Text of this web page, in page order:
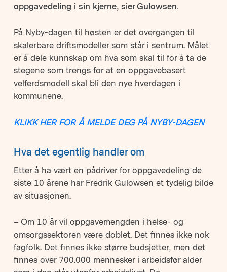
oppgavedeling i sin kjerne, sier Gulowsen.
På Nyby-dagen til høsten er det overgangen til
skalerbare driftsmodeller som står i sentrum. Målet
er å dele kunnskap om hva som skal til for å ta de
stegene som trengs for at en oppgavebasert
velferdsmodell skal bli den nye hverdagen i
kommunene.
KLIKK HER FOR Å MELDE DEG PÅ NYBY-DAGEN
Hva det egentlig handler om
Etter å ha vært en pådriver for oppgavedeling de
siste 10 årene har Fredrik Gulowsen et tydelig bilde
av situasjonen.
– Om 10 år vil oppgavemengden i helse- og
omsorgssektoren være doblet. Det finnes ikke nok
fagfolk. Det finnes ikke større budsjetter, men det
finnes over 700.000 mennesker i arbeidsfør alder